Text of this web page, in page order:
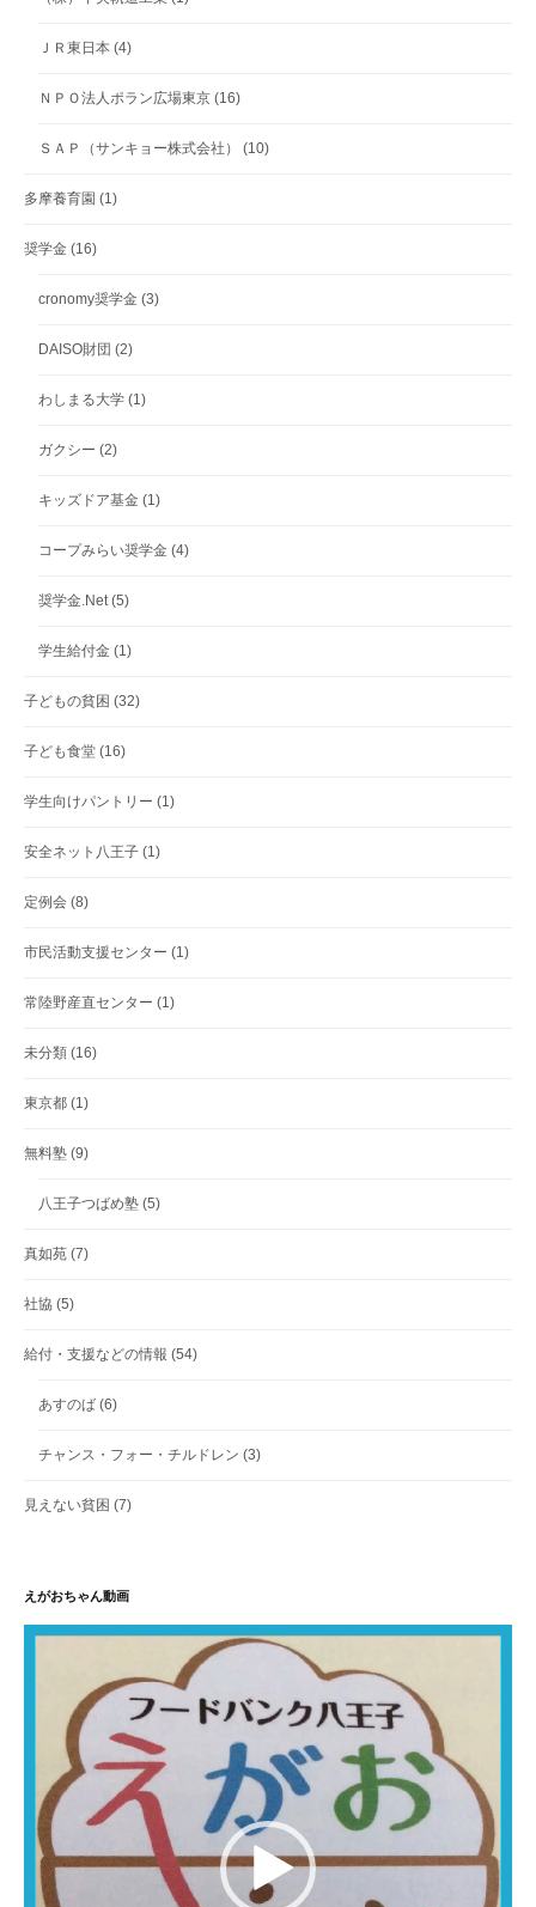
ＪＲ東日本 (4)
ＮＰＯ法人ポラン広場東京 (16)
ＳＡＰ（サンキョー株式会社） (10)
多摩養育園 (1)
奨学金 (16)
cronomy奨学金 (3)
DAISO財団 (2)
わしまる大学 (1)
ガクシー (2)
キッズドア基金 (1)
コープみらい奨学金 (4)
奨学金.Net(5)
学生給付金 (1)
子どもの貧困 (32)
子ども食堂 (16)
学生向けパントリー (1)
安全ネット八王子 (1)
定例会 (8)
市民活動支援センター (1)
常陸野産直センター (1)
未分類 (16)
東京都 (1)
無料塾 (9)
八王子つばめ塾 (5)
真如苑 (7)
社協 (5)
給付・支援などの情報 (54)
あすのば (6)
チャンス・フォー・チルドレン (3)
見えない貧困 (7)
えがおちゃん動画
動